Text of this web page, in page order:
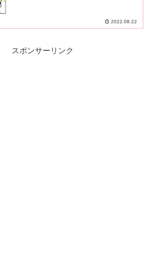
2022.08.22
スポンサーリンク